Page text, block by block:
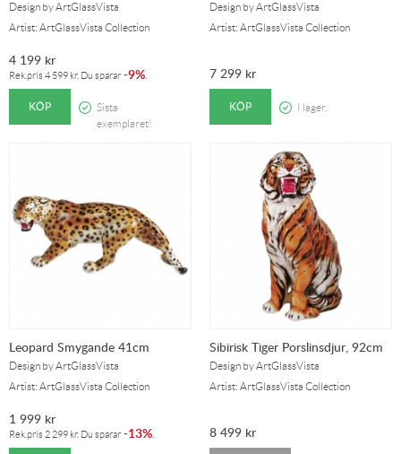
Design by ArtGlassVista
Artist: ArtGlassVista Collection
4 199 kr
Rek.pris 4 599 kr. Du sparar -9%.
KÖP
Sista
exemplaret!
Design by ArtGlassVista
Artist: ArtGlassVista Collection
7 299 kr
KÖP I lager.
Leopard Smygande 41cm
Design by ArtGlassVista
Artist: ArtGlassVista Collection
1 999 kr
Rek.pris 2 299 kr. Du sparar -13%.
Sibirisk Tiger Porslinsdjur, 92cm
Design by ArtGlassVista
Artist: ArtGlassVista Collection
8 499 kr